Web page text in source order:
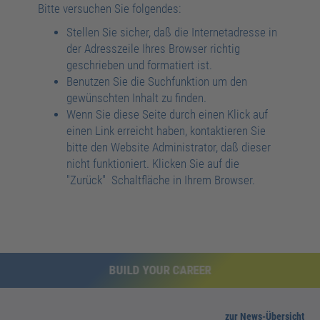
Bitte versuchen Sie folgendes:
Stellen Sie sicher, daß die Internetadresse in
der Adresszeile Ihres Browser richtig
geschrieben und formatiert ist.
Benutzen Sie die Suchfunktion um den
gewünschten Inhalt zu finden.
Wenn Sie diese Seite durch einen Klick auf
einen Link erreicht haben, kontaktieren Sie
bitte den Website Administrator, daß dieser
nicht funktioniert. Klicken Sie auf die
"Zurück" Schaltfläche in Ihrem Browser.
BUILD YOUR CAREER
zur News-Übersicht